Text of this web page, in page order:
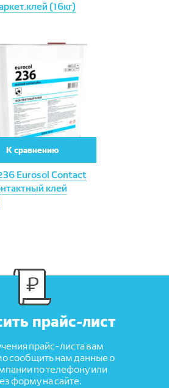
(16кг)
Eurosol Contact
клей
К сравнению
прайс-лист
прайс-листа вам
сообщить нам данные о
по телефону или
форму на сайте.